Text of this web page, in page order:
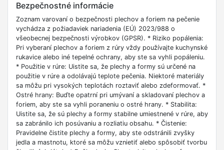
Bezpečnostné informácie
Zoznam varovaní o bezpečnosti plechov a foriem na pečenie
vychádza z požiadaviek nariadenia (EÚ) 2023/988 o
všeobecnej bezpečnosti výrobkov (GPSR). * Riziko popálenia:
Pri vyberaní plechov a foriem z rúry vždy používajte kuchynské
rukavice alebo iné tepelné ochrany, aby ste sa vyhli popáleniu.
* Použitie v rúre: Uistite sa, že plechy a formy sú určené na
použitie v rúre a odolávajú teplote pečenia. Niektoré materiály
sa môžu pri vysokých teplotách roztaviť alebo zdeformovať. *
Ostré hrany: Buďte opatrní pri umývaní a skladovaní plechov a
foriem, aby ste sa vyhli poraneniu o ostré hrany. * Stabilita:
Uistite sa, že sú plechy a formy stabilne umiestnené v rúre, aby
sa zabránilo ich posúvaniu a rozliatiu obsahu. * Čistenie:
Pravidelne čistite plechy a formy, aby ste odstránili zvyšky
jedla a mastnotu, ktoré sa môžu vznietiť alebo spôsobiť tvorbu